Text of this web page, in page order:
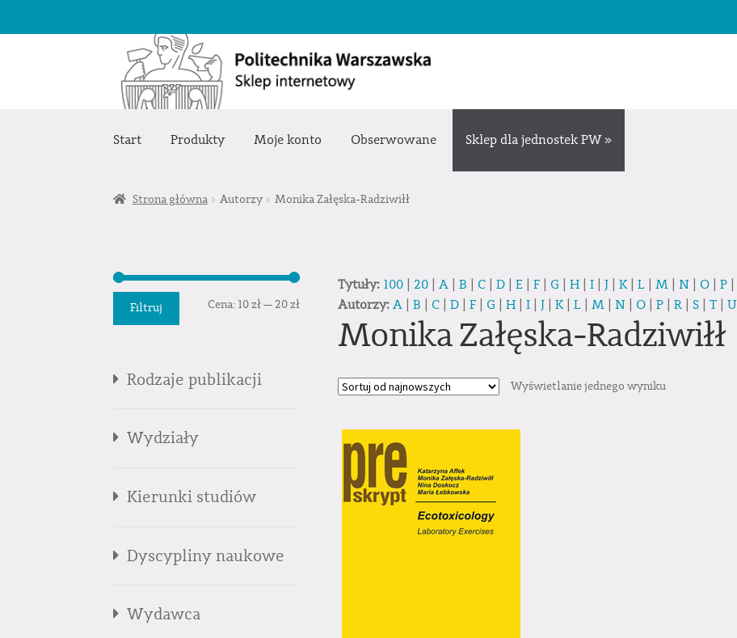
Przejdź
nawigacji
Przejdź
treści
Start Produkty Moje konto Obserwowane Sklep dla jednostek PW »
Strona główna Autorzy Monika Załęska-Radziwiłł
Tytuły: 100| 20| A| B | C| D| E| F| G | H| I| J| K| L| M| N| O| P|
Autorzy: A| B | C| D| F| G | H| I| J| K| L| M| N| O| P| R| S| T| U
Monika Załęska-Radziwiłł
Wyświetlanie jednego wyniku
Cena
Cena
Filtruj Cena: 10 zł—20 zł
Rodzaje publikacji
Wydziały
Kierunki studiów
Dyscypliny naukowe
Wydawca